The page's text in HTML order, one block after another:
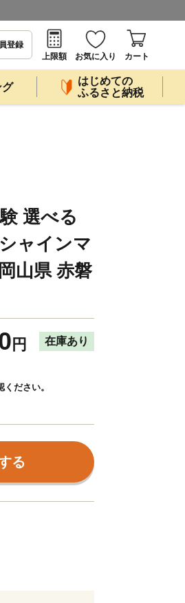
登録
上限額
お気に入り カート
グ
はじめての
ふるさと納税
選べる
ャインマ
山県 赤磐
円 在庫あり
ください。
る